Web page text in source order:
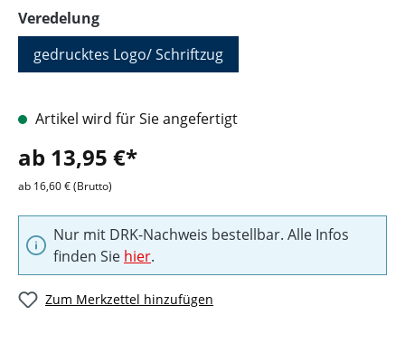
Veredelungauswählen
gedrucktes Logo/ Schriftzug
Artikel wird für Sie angefertigt
ab 13,95 €*
ab 16,60 € (Brutto)
Nur mit DRK-Nachweis bestellbar. Alle Infos
finden Sie hier.
Zum Merkzettel hinzufügen